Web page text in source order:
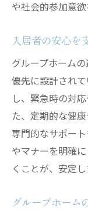
ト
紹介
グルー
ク項目
グルー
準
障害者
徴
適切な
や社会的参加意欲
入居者の安心を
グループホーム
優先に設計され
し、緊急時の対
た、定期的な健
専門的なサポー
やマナーを明確
くことが、安定
グループホーム